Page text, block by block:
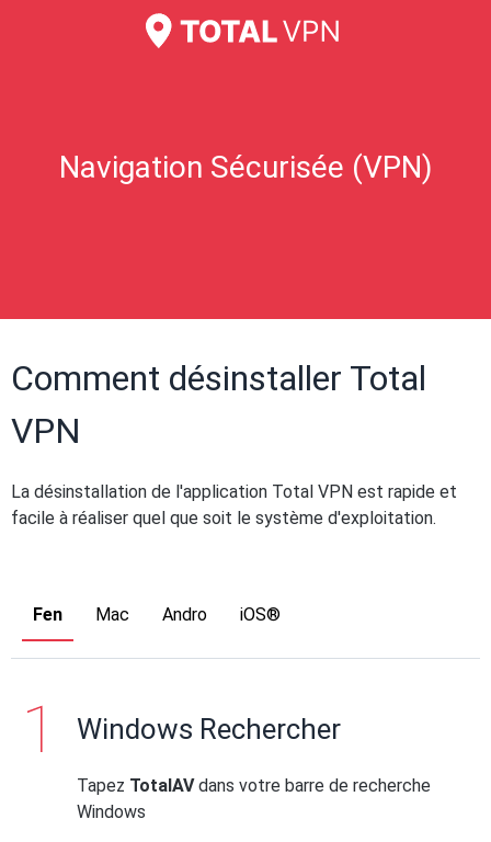
Navigation Sécurisée (VPN)
Comment désinstaller Total
VPN
La désinstallation de l'application Total VPN est rapide et
facile à réaliser quel que soit le système d'exploitation.
Fen Mac Andro iOS®
Windows Rechercher
Tapez TotalAVdans votre barre de recherche
Windows